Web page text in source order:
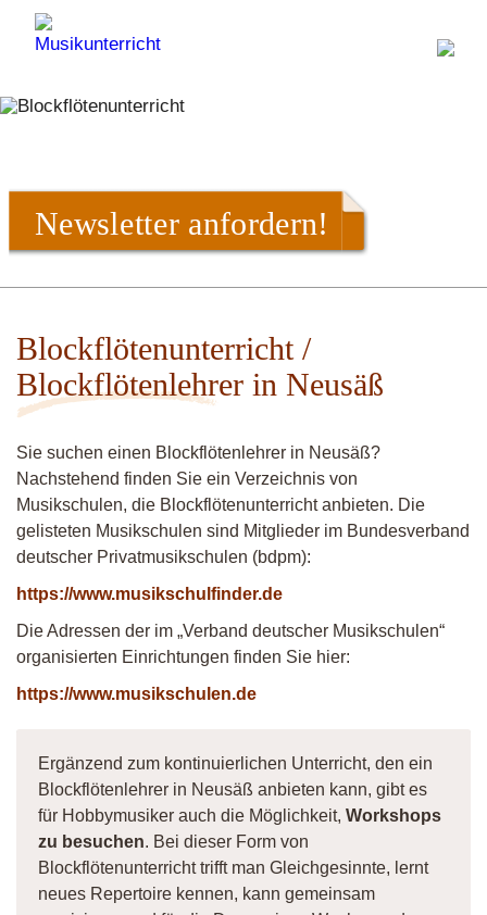
Newsletter anfordern!
Blockflötenunterricht /
Blockflötenlehrer in Neusäß
Sie suchen einen Blockflötenlehrer in Neusäß?
Nachstehend finden Sie ein Verzeichnis von
Musikschulen, die Blockflötenunterricht anbieten. Die
gelisteten Musikschulen sind Mitglieder im Bundesverband
deutscher Privatmusikschulen (bdpm):
https://www.musikschulfinder.de
Die Adressen der im „Verband deutscher Musikschulen“
organisierten Einrichtungen finden Sie hier:
https://www.musikschulen.de
Ergänzend zum kontinuierlichen Unterricht, den ein
Blockflötenlehrer in Neusäß anbieten kann, gibt es
für Hobbymusiker auch die Möglichkeit, Workshops
zu besuchen. Bei dieser Form von
Blockflötenunterricht trifft man Gleichgesinnte, lernt
neues Repertoire kennen, kann gemeinsam